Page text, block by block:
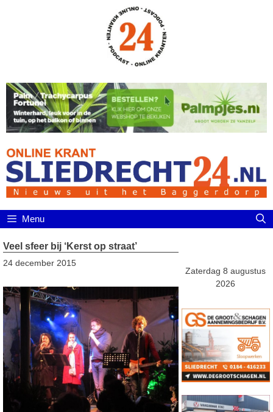
Menu
Veel sfeer bij ‘Kerst op straat’
24 december 2015
Zaterdag 8 augustus
2026